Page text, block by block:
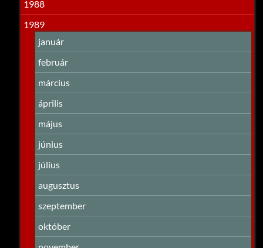
1988
1989
január
február
március
április
május
június
július
augusztus
szeptember
október